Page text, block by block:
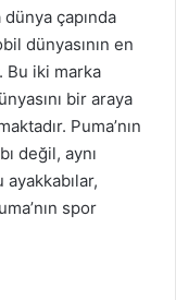
çapında
dünyasının en
Bu iki marka
bir araya
Puma’nın
değil, aynı
spor